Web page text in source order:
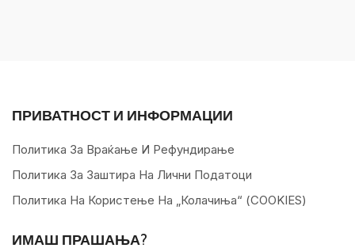
ПРИВАТНОСТ И ИНФОРМАЦИИ
Политика За Враќање И Рефундирање
Политика За Заштира На Лични Податоци
Политика На Користење На „колачиња“ (COOKIES)
ИМАШ ПРАШАЊА?